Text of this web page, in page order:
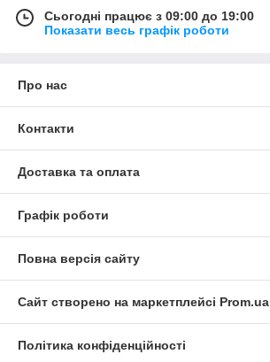
Сьогодні працює з 09:00 до 19:00
Показати весь графік роботи
Про нас
Контакти
Доставка та оплата
Графік роботи
Повна версія сайту
Сайт створено на маркетплейсі Prom.ua
Політика конфіденційності